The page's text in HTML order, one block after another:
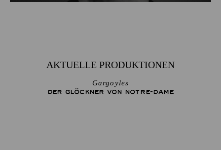
AKTUELLE PRODUKTIONEN
Gargoyles
DER GLÖCKNER­ VON NOTRE-DAME